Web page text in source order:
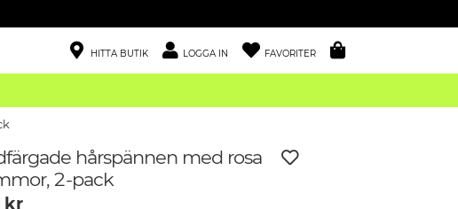
HITTA BUTIK LOGGA IN FAVORITER
hårspännen med rosa
2-pack
kr